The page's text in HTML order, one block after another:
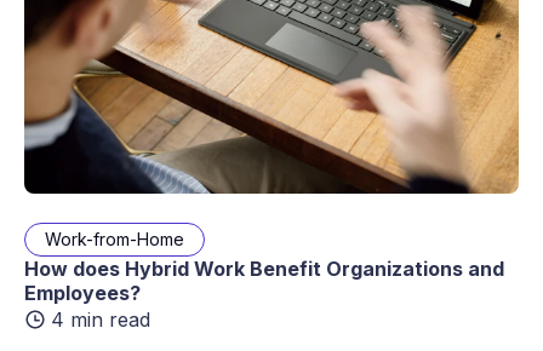
Work-from-Home
How does Hybrid Work Benefit Organizations and
Employees?
4 min read